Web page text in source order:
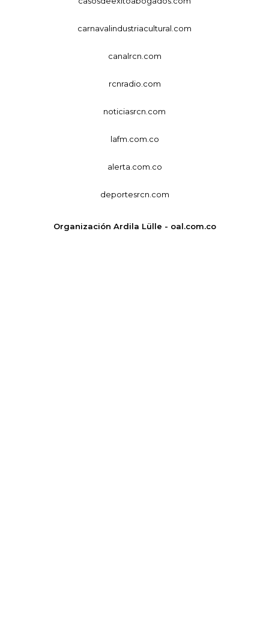
carnavalindustriacultural.com
canalrcn.com
rcnradio.com
noticiasrcn.com
lafm.com.co
alerta.com.co
deportesrcn.com
Organización Ardila Lülle - oal.com.co